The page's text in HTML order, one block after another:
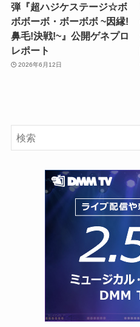
弾『超ハジケステージ☆ボ
ボボーボ・ボーボボ ~因縁!
鼻毛!決戦!~』公開ゲネプロ
レポート
2026年6月12日